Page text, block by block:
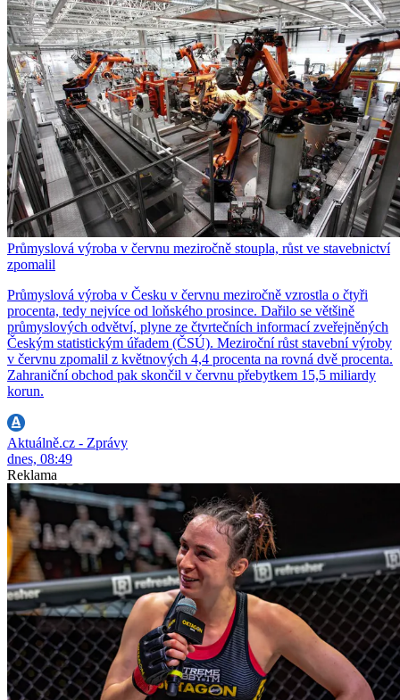
Průmyslová výroba v červnu meziročně stoupla, růst ve stavebnictví
zpomalil
Průmyslová výroba v Česku v červnu meziročně vzrostla o čtyři
procenta, tedy nejvíce od loňského prosince. Dařilo se většině
průmyslových odvětví, plyne ze čtvrtečních informací zveřejněných
Českým statistickým úřadem (ČSÚ). Meziroční růst stavební výroby
v červnu zpomalil z květnových 4,4 procenta na rovná dvě procenta.
Zahraniční obchod pak skončil v červnu přebytkem 15,5 miliardy
korun.
Aktuálně.cz - Zprávy
dnes, 08:49
Reklama